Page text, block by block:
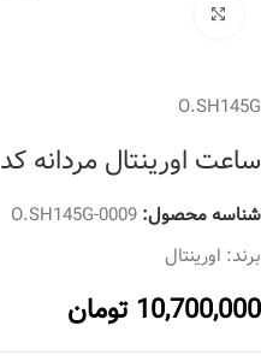
O.SH145G
ساعت اورینتال مردانه کد O.SH145G-0009
شناسه محصول:O.SH145G-0009
برند: اورینتال
10,700,000 تومان